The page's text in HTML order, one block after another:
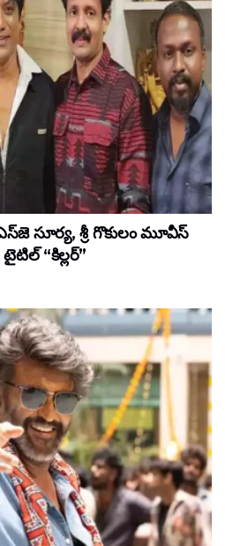
సూర్య, శ్రీ గొకులం మూవీస్‌
“కిల్లర్”